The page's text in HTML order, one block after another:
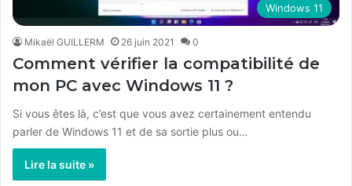
Windows 11
Mikaël GUILLERM 26 juin 2021 0
Comment vérifier la compatibilité de
mon PC avec Windows 11 ?
Si vous êtes là, c’est que vous avez certainement entendu
parler de Windows 11 et de sa sortie plus ou…
Lire la suite »